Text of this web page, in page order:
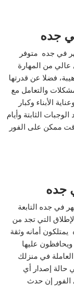
جده
في جده متوفر
عالي من المهارة
فضلا عن قدرتها
والتعامل مع
الأبناء وكبار
الثابتة وأيام
ممكن على الفور
جده
في جده التابعة
التي تجد من
أمانه وثقة
عليها
في منزلك
حالة إصدار أي
الفور إن حدث